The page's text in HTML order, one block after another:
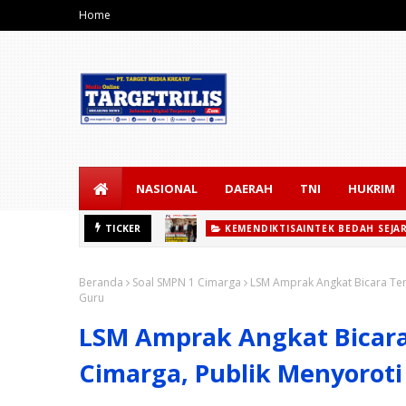
Home
NASIONAL DAERAH TNI HUKRIM
TICKER
KEMENDIKTISAINTEK BEDAH
Kemendiktisaintek Bedah Sejarah
NEWS NASIONAL Etika
Beranda Soal SMPN 1 Cimarga
LSM Amprak Angkat Bicara
Guru
LSM Amprak Angkat
Cimarga, Publik